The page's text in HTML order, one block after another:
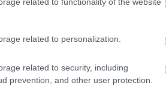
related to personalization.
related to security, including
prevention, and other user protection.